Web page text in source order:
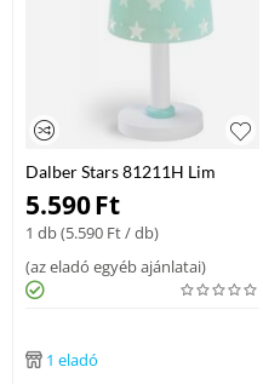
Dalber Stars 81211H Lim
Asztali Gyerek Lampa Kek
Muanyag 1 X E14 Max 40W
E14 lámpa
5.590Ft
1 db (5.590 Ft/ db)
(az eladó egyéb ajánlatai)
1 eladó